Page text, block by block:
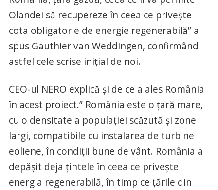
Olandei să recupereze în ceea ce priveşte
cota obligatorie de energie regenerabilă” a
spus Gauthier van Weddingen, confirmând
astfel cele scrise iniţial de noi.
CEO-ul NERO explică şi de ce a ales România
în acest proiect.” România este o ţară mare,
cu o densitate a populaţiei scăzută şi zone
largi, compatibile cu instalarea de turbine
eoliene, în condiţii bune de vânt. România a
depăşit deja ţintele în ceea ce priveşte
energia regenerabilă, în timp ce ţările din